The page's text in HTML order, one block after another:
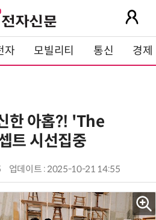
자 모빌리티 통신 경제
한 아홉?! 'The
트 시선집중
업데이트 : 2025-10-21 14:55